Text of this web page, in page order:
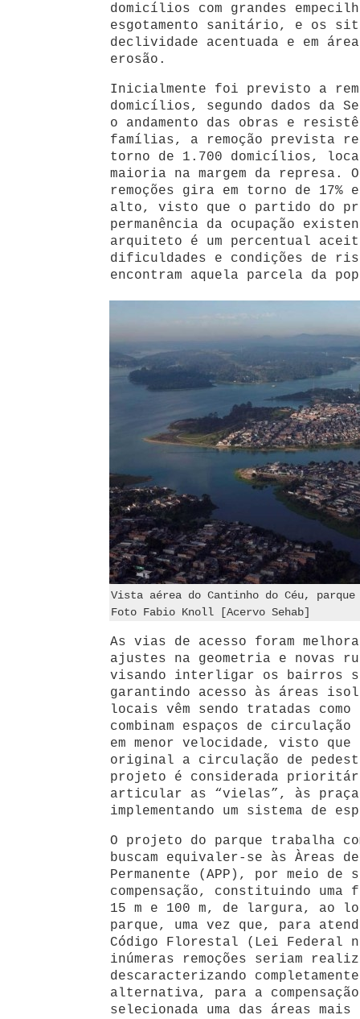
domicílios com grandes
esgotamento sanitário, e os
declividade acentuada e em
erosão.
Inicialmente foi previsto a
domicílios, segundo dados da
o andamento das obras e
famílias, a remoção prevista
torno de 1.700 domicílios,
maioria na margem da represa.
remoções gira em torno de 17%
alto, visto que o partido do
permanência da ocupação
arquiteto é um percentual
dificuldades e condições de
encontram aquela parcela da
Vista aérea do Cantinho do Céu,
Foto Fabio Knoll [Acervo Sehab]
As vias de acesso foram
ajustes na geometria e novas
visando interligar os bairros
garantindo acesso às áreas
locais vêm sendo tratadas
combinam espaços de
em menor velocidade, visto que
original a circulação de
projeto é considerada
articular as “vielas”, às
implementando um sistema de
O projeto do parque trabalha
buscam equivaler-se às Àreas
Permanente (APP), por meio de
compensação, constituindo
15 m e 100 m, de largura, ao
parque, uma vez que, para
Código Florestal (Lei Federal
inúmeras remoções seriam
descaracterizando
alternativa, para a
selecionada uma das áreas